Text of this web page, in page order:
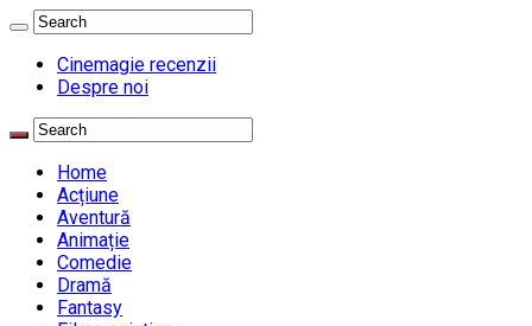
Cinemagie recenzii
Despre noi
Home
Acțiune
Aventură
Animație
Comedie
Dramă
Fantasy